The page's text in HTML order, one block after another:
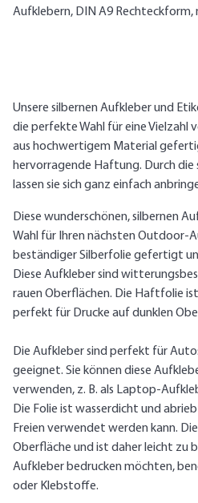
Aufklebern, DIN A9
Unsere silbernen Aufkleber und
die perfekte Wahl für eine Vielzahl
aus hochwertigem Material
hervorragende Haftung. Durch die
lassen sie sich ganz einfach
Diese wunderschönen, silbernen
Wahl für Ihren nächsten Outdoor-
beständiger Silberfolie gefertigt
Diese Aufkleber sind
rauen Oberflächen. Die Haftfolie ist
perfekt für Drucke auf dunklen
Die Aufkleber sind perfekt für
geeignet. Sie können diese
verwenden, z. B. als Laptop-
Die Folie ist wasserdicht und
Freien verwendet werden kann.
Oberfläche und ist daher leicht zu
Aufkleber bedrucken möchten,
oder Klebstoffe.